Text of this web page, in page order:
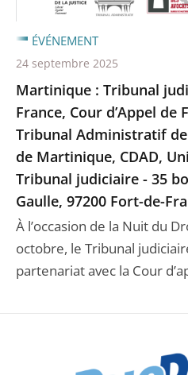
Martinique : Tribunal
France, Cour d’Appel de
Tribunal Administratif
de Martinique, CDAD,
Tribunal judiciaire - 35
Gaulle, 97200 Fort-de-
À l’occasion de la Nuit du
octobre, le Tribunal
partenariat avec la Cour
ÉVÉNEMENT
24 septembre 2025